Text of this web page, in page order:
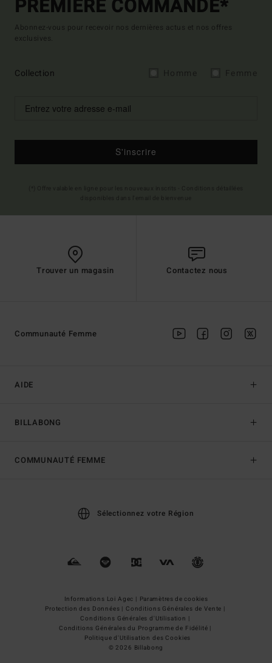
PREMIÈRE COMMANDE*
Abonnez-vous pour recevoir nos dernières actus et nos offres
exclusives.
Collection
S'inscrire
Trouver un magasin Contactez nous
AIDE
BILLABONG
Communauté Femme
COMMUNAUTÉ FEMME
Sélectionnez votre Région
Informations Loi Agec | Paramètres de cookies
Protection des Données | Conditions Générales de Vente |
Conditions Générales d'Utilisation |
Conditions Générales du Programme de Fidélité |
Politique d'Utilisation des Cookies
© 2026 Billabong